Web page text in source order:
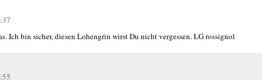
Ich bin sicher, diesen Lohengrin wirst Du nicht vergessen. LG rossignol